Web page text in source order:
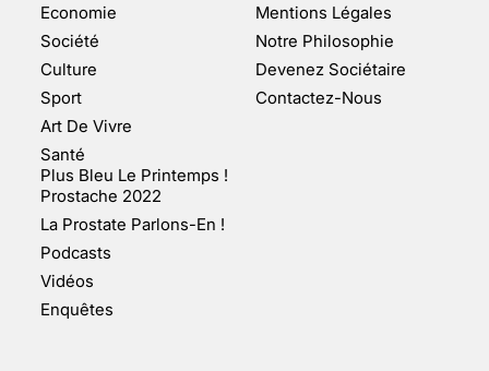
CHANGEMENT DE SEXE :
DES DEMANDES
TOUJOURS PLUS
NOMBREUSES
Economie
Société
Culture
Sport
Art De Vivre
Santé
Plus Bleu Le Printemps !
Prostache 2022
La Prostate Parlons-En !
Podcasts
Vidéos
Enquêtes
Mentions Légales
Notre Philosophie
Devenez Sociétaire
Contactez-Nous